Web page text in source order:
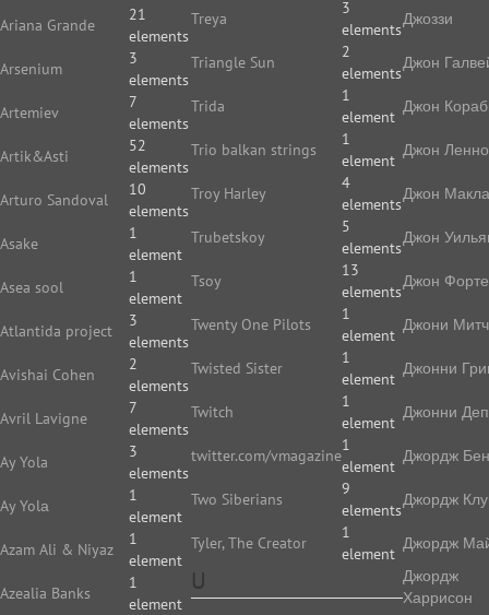
Ariana Grande
21
elements
Arsenium
3
elements
Artemiev
7
elements
Artik&Asti
52
elements
Arturo Sandoval
10
elements
Asake
1
element
Asea sool
1
element
Atlantida project
3
elements
Avishai Cohen
2
elements
Avril Lavigne
7
elements
Ay Yola
3
elements
Ay Yolа
1
element
Azam Ali & Niyaz
1
element
Azealia Banks
1
element
Treya
3
elements
Triangle Sun
2
elements
Trida
1
element
Trio balkan strings
1
element
Troy Harley
4
elements
Trubetskoy
5
elements
Tsoy
13
elements
Twenty One Pilots
1
element
Twisted Sister
1
element
Twitch
1
element
twitter.com/vmagazine
1
element
Two Siberians
9
elements
Tyler, The Creator
1
element
U
Джоззи
Джон
Джон
Джон
Джон
Джон
Джон Форте
Джони
Джонни
Джонни
Джордж
Джордж
Джордж
Джордж
Харрисон